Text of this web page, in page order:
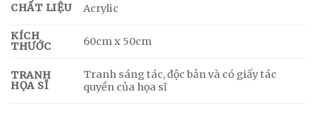
CHẤT LIỆU Acrylic
KÍCH
THƯỚC
60cm x 50cm
TRANH
HỌA SĨ
Tranh sáng tác, độc bản và có giấy tác
quyền của họa sĩ